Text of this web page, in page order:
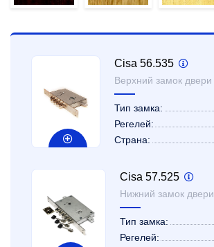
Cisa 56.535
Верхний замок двери
Тип замка:
Регелей:
Страна:
Cisa 57.525
Нижний замок двери
Тип замка:
Регелей: